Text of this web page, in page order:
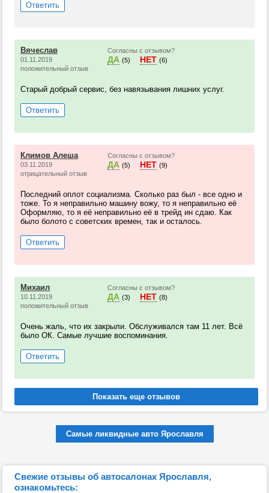
Ответить
Вячеслав
01.11.2019
положительный отзыв
Согласны с отзывом?
ДА (5) НЕТ (6)
Старый добрый сервис, без навязывания лишних услуг.
Ответить
Климов Алеша
03.11.2019
отрицательный отзыв
Согласны с отзывом?
ДА (5) НЕТ (9)
Последний оплот социализма. Сколько раз был - все одно и
тоже. То я неправильно машину вожу, то я неправильно её
Оформляю, то я её неправильно её в трейд ин сдаю. Как
было болото с советских времен, так и осталось.
Ответить
Михаил
10.11.2019
положительный отзыв
Согласны с отзывом?
ДА (3) НЕТ (8)
Очень жаль, что их закрыли. Обслуживался там 11 лет. Всё
было ОК. Самые лучшие воспоминания.
Ответить
Самые ликвидные авто Ярославля
Свежие отзывы об автосалонах Ярославля,
ознакомьтесь: